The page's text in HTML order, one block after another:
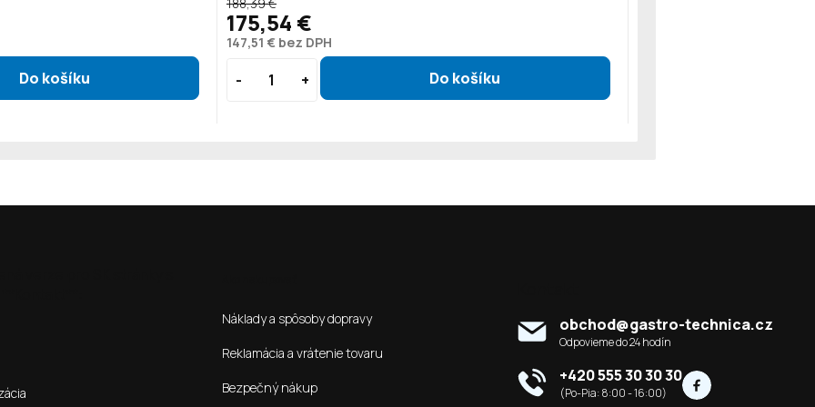
147,51 € bez DPH
175,54 €
Náklady a spôsoby dopravy
Reklamácia a vrátenie tovaru
Bezpečný nákup
obchod@gastro-technica.cz
+420 555 30 30 30